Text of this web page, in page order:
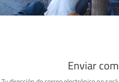
Enviar